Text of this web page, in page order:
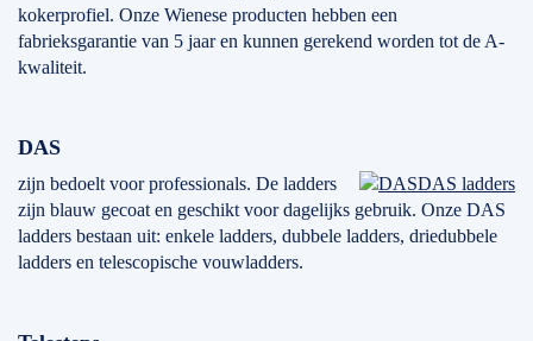
kokerprofiel. Onze Wienese producten hebben een
fabrieksgarantie van 5 jaar en kunnen gerekend worden tot de A-
kwaliteit.
DAS
DAS ladders
zijn bedoelt voor professionals. De ladders
zijn blauw gecoat en geschikt voor dagelijks gebruik. Onze DAS
ladders bestaan uit: enkele ladders, dubbele ladders, driedubbele
ladders en telescopische vouwladders.